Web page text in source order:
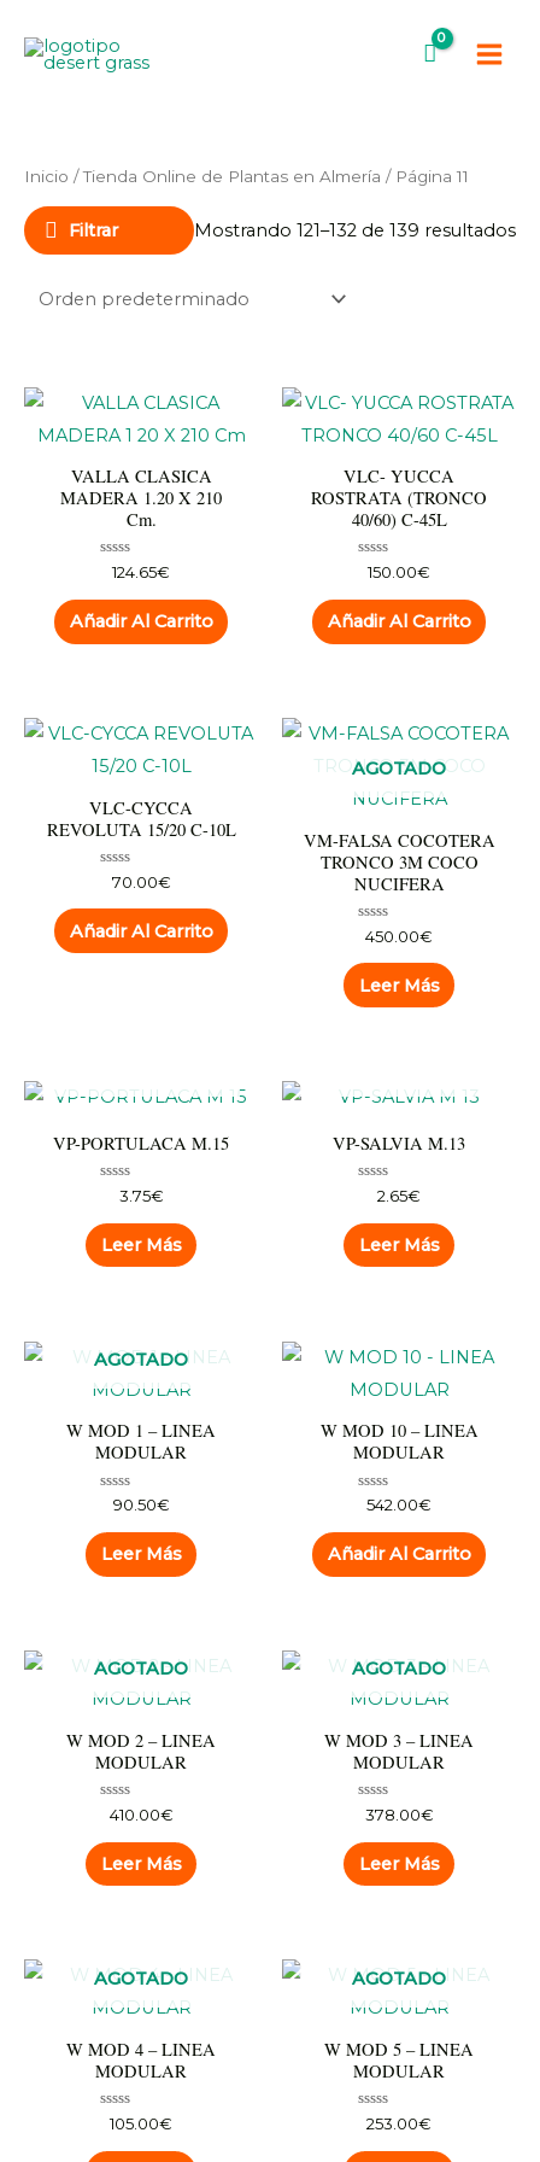
Inicio /Tienda Online de Plantas en Almería / Página 11
Filtrar Mostrando 121–132 de 139 resultados
VALLA CLASICA
MADERA 1.20 X 210
Cm.
Valorado
0
de
5
124.65€
Añadir Al Carrito
VLC- YUCCA
ROSTRATA (TRONCO
40/60) C-45L
Valorado
0
de
5
150.00€
Añadir Al Carrito
VLC-CYCCA
REVOLUTA 15/20 C-10L
Valorado
con
0
de
5
70.00€
Añadir Al Carrito
AGOTADO
VM-FALSA COCOTERA
TRONCO 3M COCO
NUCIFERA
Valorado
con
0
de
5
450.00€
Leer Más
VP-PORTULACA M.15
Valorado
0
de
5
3.75€
Leer Más
VP-SALVIA M.13
Valorado
0
de
5
2.65€
Leer Más
AGOTADO
W MOD 1 – LINEA
MODULAR
Valorado
0
de
5
90.50€
Leer Más
W MOD 10 – LINEA
MODULAR
Valorado
0
de
5
542.00€
Añadir Al Carrito
AGOTADO
W MOD 2 – LINEA
MODULAR
Valorado
con
0
de
5
410.00€
Leer Más
AGOTADO
W MOD 3 – LINEA
MODULAR
Valorado
con
0
de
5
378.00€
Leer Más
AGOTADO
W MOD 4 – LINEA
MODULAR
Valorado
0
105.00€
AGOTADO
W MOD 5 – LINEA
MODULAR
Valorado
0
253.00€